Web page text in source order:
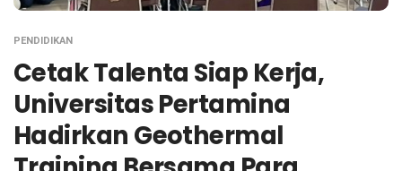
PENDIDIKAN
Cetak Talenta Siap Kerja,
Universitas Pertamina
Hadirkan Geothermal